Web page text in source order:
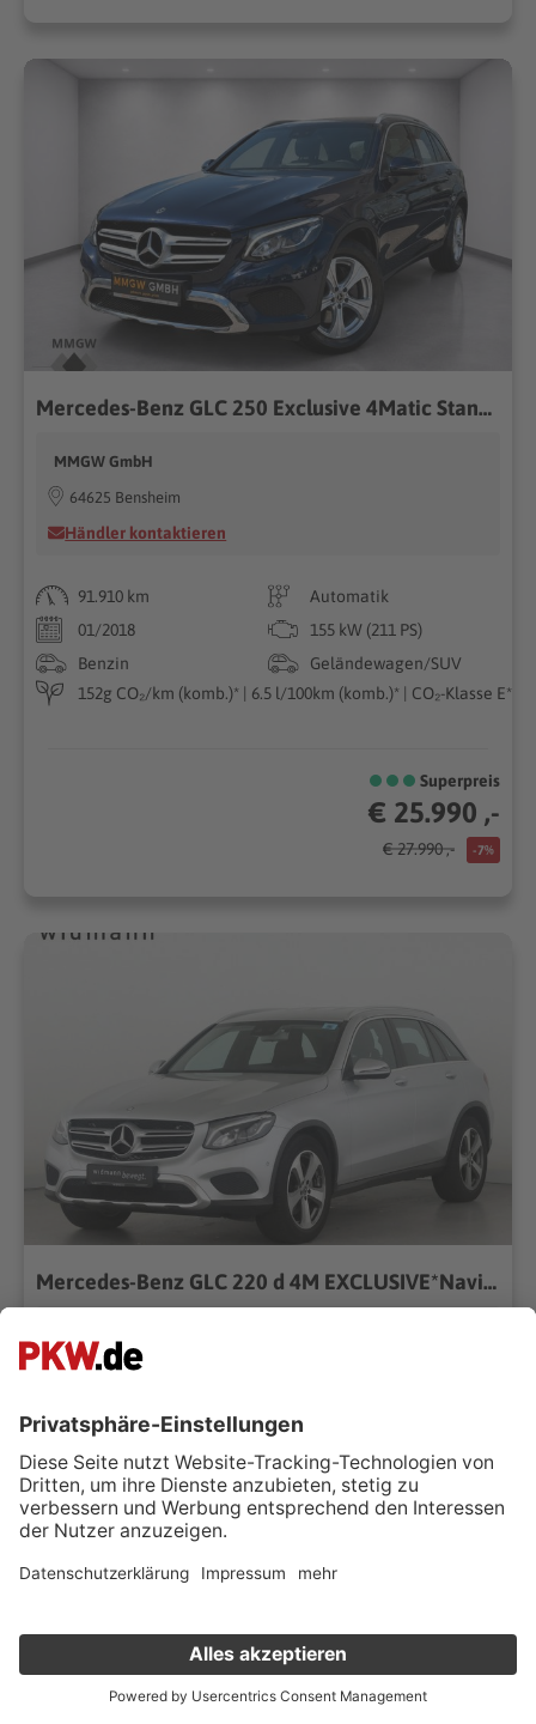
Mercedes-Benz GLC 250 Exclusive 4Matic StandHZG/Navi/LED
MMGW GmbH
64625 Bensheim
Händler kontaktieren
91.910 km
Automatik
01/2018
155 kW (211 PS)
Benzin
Geländewagen/SUV
152g CO₂/km (komb.)* | 6.5 l/100km (komb.)* | CO₂-Klasse E*
Superpreis
€ 25.990 ,-
€ 27.990 ,- -7%
Mercedes-Benz GLC 220 d 4M EXCLUSIVE*Navi*Sitzhzg*PARKTRONIC*
73431 Aalen
98.200 km
Automatik
04/2017
125 kW (170 PS)
Diesel
CO₂-Klasse A*
Superpreis
Verkauf deinen Gebrauchten online